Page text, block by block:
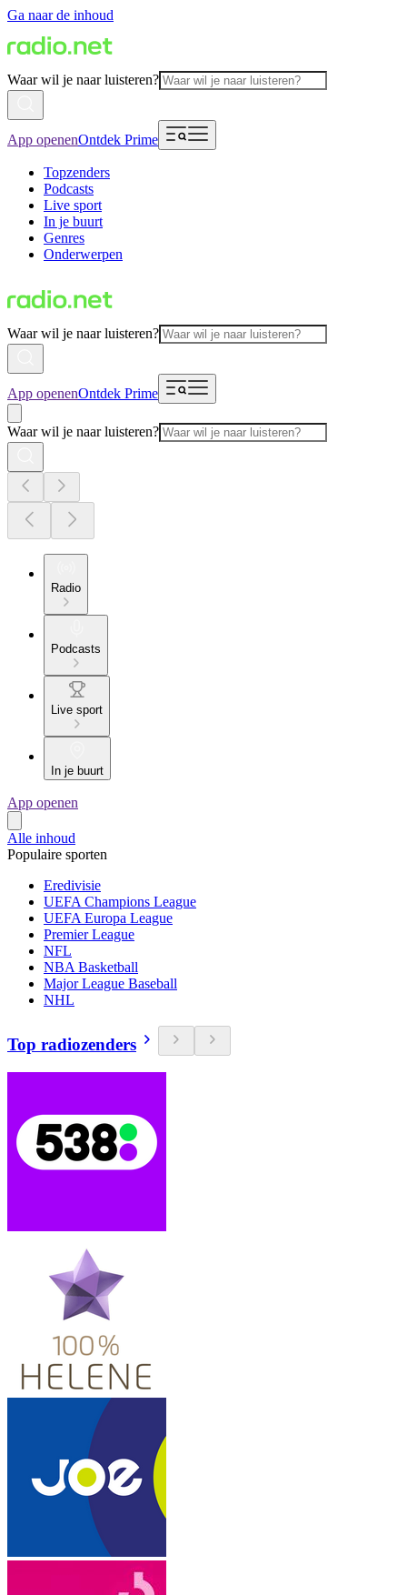
Ga naar de inhoud
Waar wil je naar luisteren?
App openenOntdek Prime
Topzenders
Podcasts
Live sport
In je buurt
Genres
Onderwerpen
Waar wil je naar luisteren?
App openenOntdek Prime
Waar wil je naar luisteren?
Radio
Podcasts
Live sport
In je buurt
App openen
Alle inhoud
Populaire sporten
Eredivisie
UEFA Champions League
UEFA Europa League
Premier League
NFL
NBA Basketball
Major League Baseball
NHL
Top radiozenders